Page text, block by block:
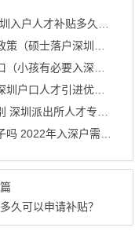
才补贴多久可以拿到手)
士落户深圳补贴政策）
有必要入深圳户口吗）
才引进优惠补贴政策）
派出所人才专户好不好
年入深户需要什么条件
久可以申请补贴？